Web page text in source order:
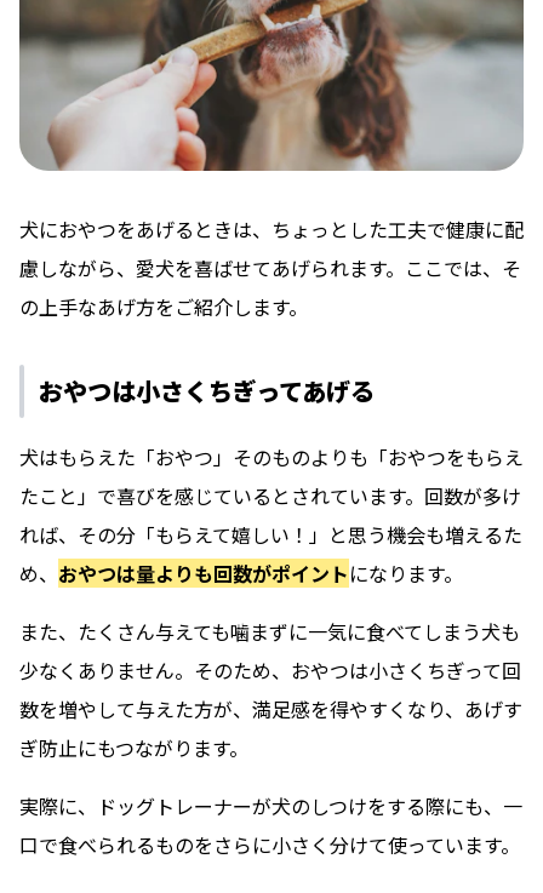
犬におやつをあげるときは、ちょっとした工夫で健康に配
慮しながら、愛犬を喜ばせてあげられます。ここでは、そ
の上手なあげ方をご紹介します。
おやつは小さくちぎってあげる
犬はもらえた「おやつ」そのものよりも「おやつをもらえ
たこと」で喜びを感じているとされています。回数が多け
れば、その分「もらえて嬉しい！」と思う機会も増えるた
め、 おやつは量よりも回数がポイントになります。
また、たくさん与えても噛まずに一気に食べてしまう犬も
少なくありません。そのため、おやつは小さくちぎって回
数を増やして与えた方が、満足感を得やすくなり、あげす
ぎ防止にもつながります。
実際に、ドッグトレーナーが犬のしつけをする際にも、一
口で食べられるものをさらに小さく分けて使っています。